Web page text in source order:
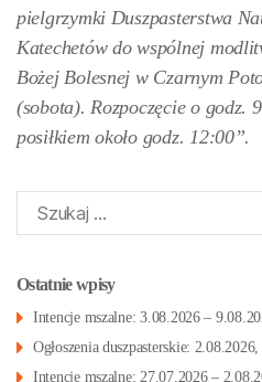
pielgrzymki Duszpasterstwa
Katechetów do wspólnej
Bożej Bolesnej w Czarnym
(sobota). Rozpoczęcie o godz.
posiłkiem około godz. 12:00”.
Szukaj:
Ostatnie wpisy
Intencje mszalne: 3.08.2026 –
Ogłoszenia duszpasterskie:
Intencje mszalne: 27.07.2026 –